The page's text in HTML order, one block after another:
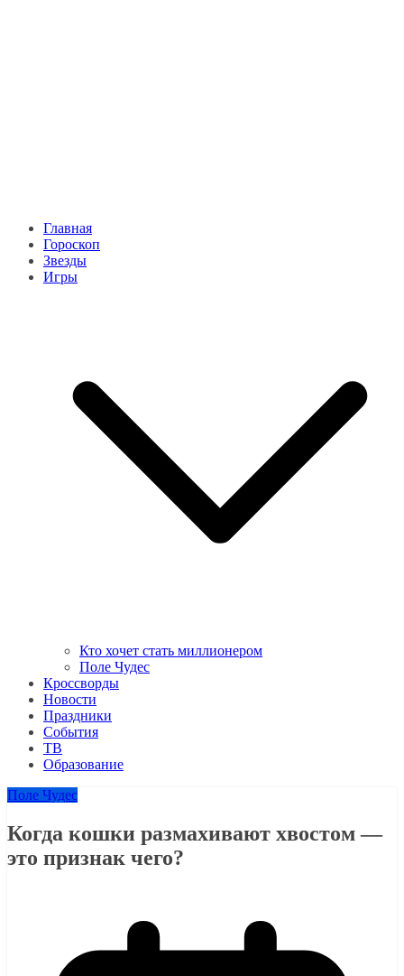
Главная
Гороскоп
Звезды
Игры
Кто хочет стать миллионером
Поле Чудес
Кроссворды
Новости
Праздники
События
ТВ
Образование
Поле Чудес
Когда кошки размахивают хвостом —
это признак чего?